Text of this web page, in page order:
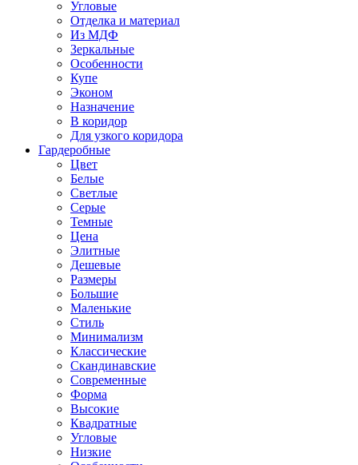
Угловые
Отделка и материал
Из МДФ
Зеркальные
Особенности
Купе
Эконом
Назначение
В коридор
Для узкого коридора
Гардеробные
Цвет
Белые
Светлые
Серые
Темные
Цена
Элитные
Дешевые
Размеры
Большие
Маленькие
Стиль
Минимализм
Классические
Скандинавские
Современные
Форма
Высокие
Квадратные
Угловые
Низкие